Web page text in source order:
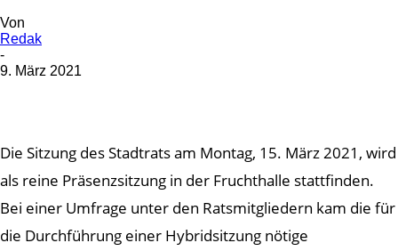
Von
Redak
-
9. März 2021
Die Sitzung des Stadtrats am Montag, 15. März 2021, wird
als reine Präsenzsitzung in der Fruchthalle stattfinden.
Bei einer Umfrage unter den Ratsmitgliedern kam die für
die Durchführung einer Hybridsitzung nötige